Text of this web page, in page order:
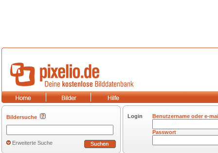
Login Benutzername oder e-
Passwort
Bildersuche
Erweiterte Suche